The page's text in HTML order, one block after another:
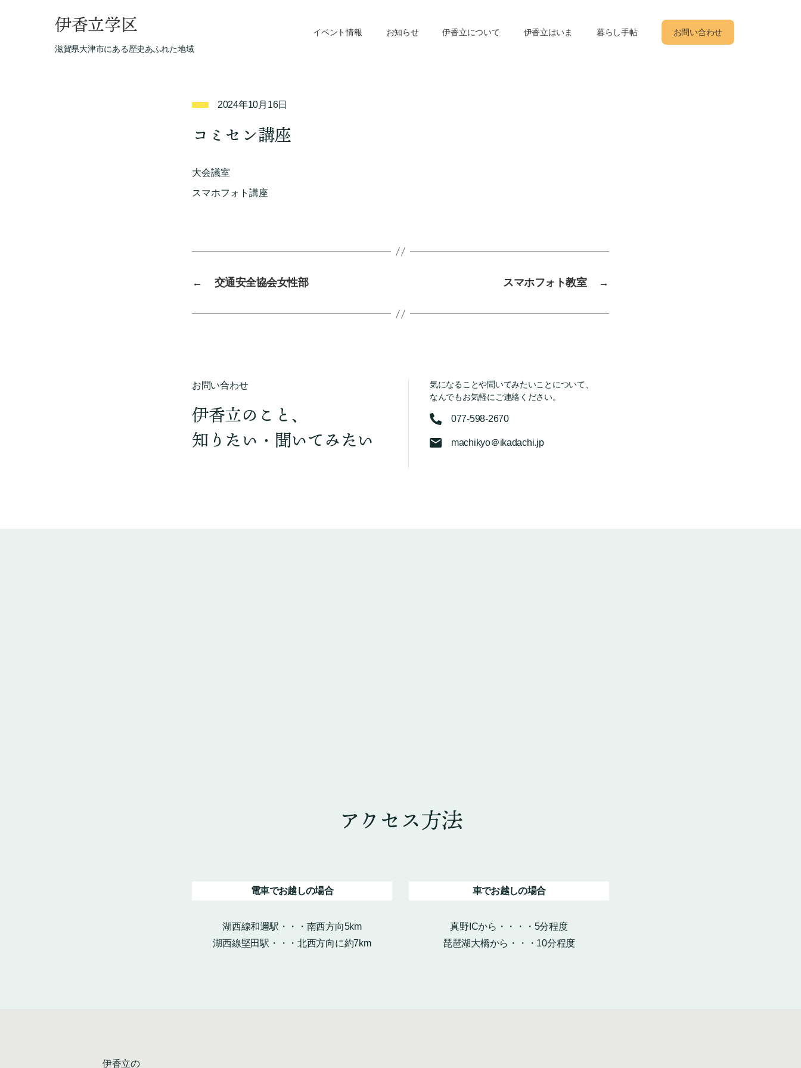
伊香立学区
滋賀県大津市にある歴史あふれた地域
イベント情報 お知らせ 伊香立について 伊香立はいま 暮らし手帖 お問い合わせ
2024年10月16日
コミセン講座
大会議室
スマホフォト講座
← 交通安全協会女性部 →
スマホフォト教室
お問い合わせ
伊香立のこと、
知りたい・聞いてみたい
気になることや聞いてみたいことについて、
なんでもお気軽にご連絡ください。
077-598-2670
machikyo＠ikadachi.jp
アクセス方法
電車でお越しの場合
湖西線和邇駅・・・南西方向5km
湖西線堅田駅・・・北西方向に約7km
車でお越しの場合
真野ICから・・・・5分程度
琵琶湖大橋から・・・10分程度
伊香立の